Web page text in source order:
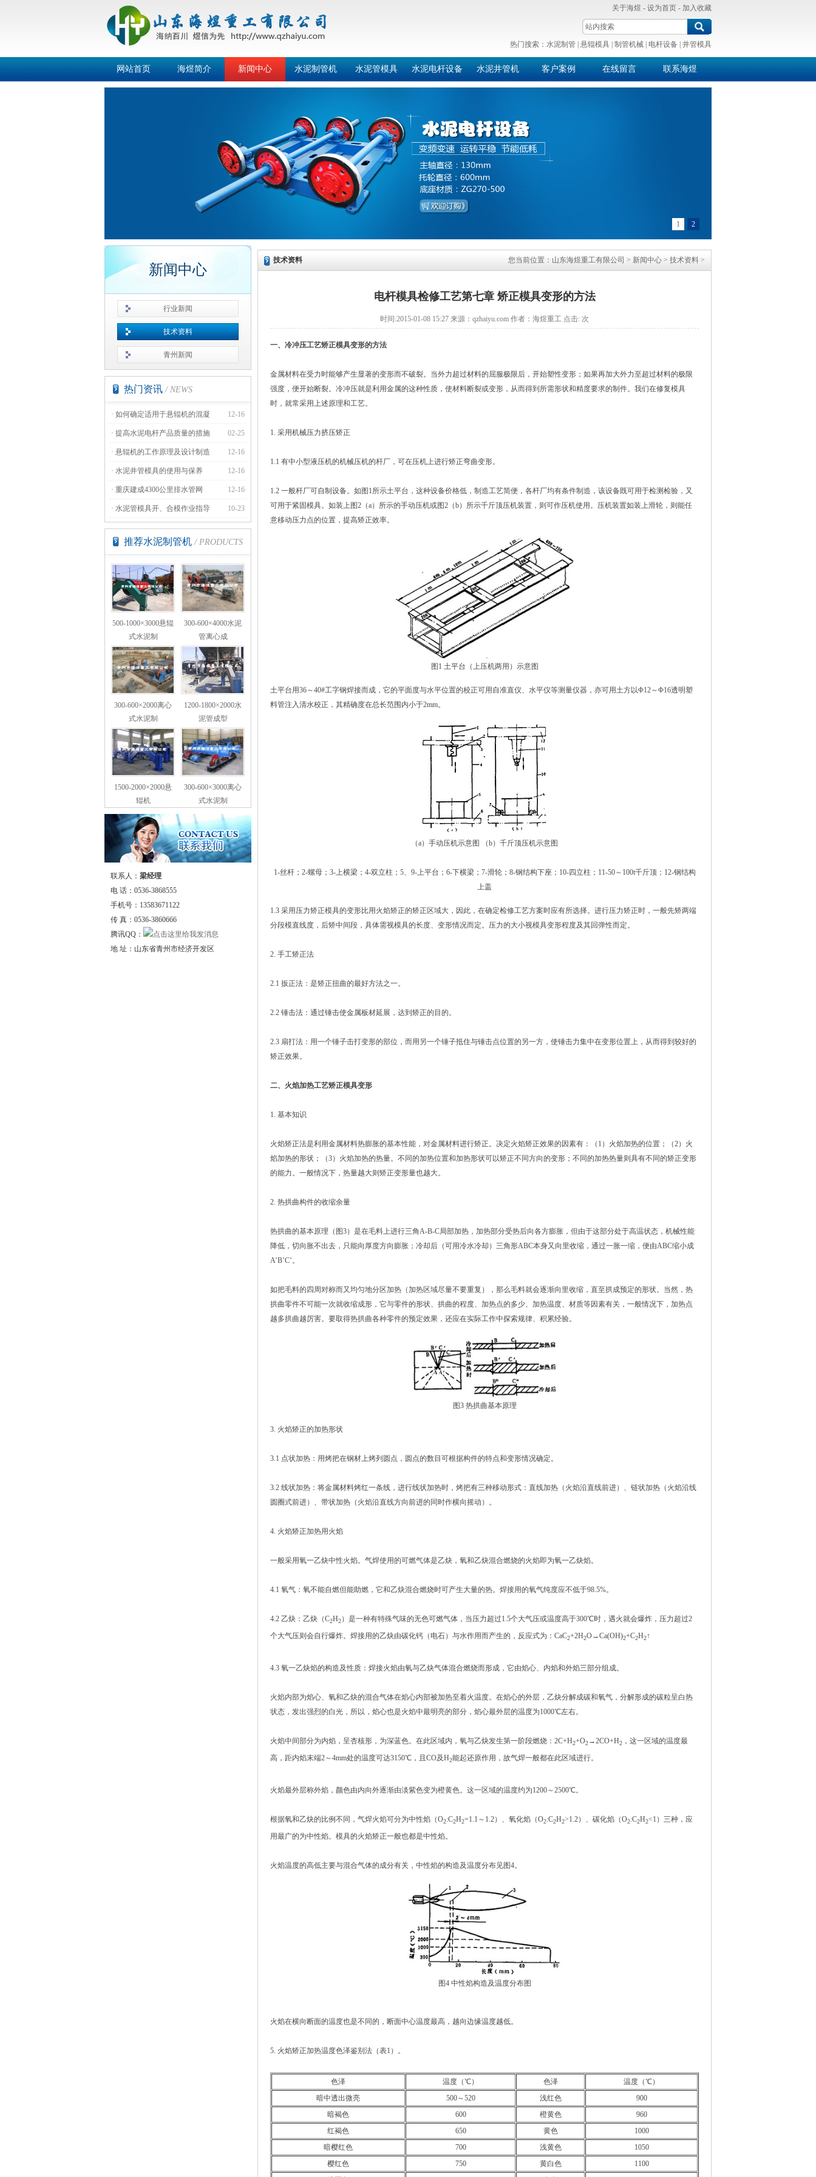
关于海煜 - 设为首页 - 加入收藏
热门搜索： 水泥制管 悬辊模具 制管机械 电杆设备 井管模具
网站首页 海煜简介 新闻中心 水泥制管机 水泥管模具 水泥电杆设备 水泥井管机 客户案例 在线留言 联系海煜
1 2
新闻中心
行业新闻
技术资料
青州新闻
热门资讯 / NEWS
12-16
· 如何确定适用于悬辊机的混凝
02-25
· 提高水泥电杆产品质量的措施
12-16
· 悬辊机的工作原理及设计制造
12-16
· 水泥井管模具的使用与保养
12-16
· 重庆建成4300公里排水管网
10-23
· 水泥管模具开、合模作业指导
推荐水泥制管机 / PRODUCTS
500-1000×3000悬辊
式水泥制
300-600×4000水泥
管离心成
300-600×2000离心
式水泥制
1200-1800×2000水
泥管成型
1500-2000×2000悬
辊机
300-600×3000离心
式水泥制
联系人： 梁经理
电 话：0536-3868555
手机号：13583671122
传 真：0536-3860666
腾讯QQ：
地 址：山东省青州市经济开发区
您当前位置： 山东海煜重工有限公司 > 新闻中心 > 技术资料 >
技术资料
电杆模具检修工艺第七章 矫正模具变形的方法
时间:2015-01-08 15:27 来源：qzhaiyu.com 作者：海煜重工 点击: 次
一、冷冲压工艺矫正模具变形的方法
金属材料在受力时能够产生显著的变形而不破裂。当外力超过材料的屈服极限后，开始塑性变形；如果再加大外力至超过材料的极限
强度，便开始断裂。冷冲压就是利用金属的这种性质，使材料断裂或变形，从而得到所需形状和精度要求的制件。我们在修复模具
时，就常采用上述原理和工艺。
1. 采用机械压力挤压矫正
1.1 有中小型液压机的机械压机的杆厂，可在压机上进行矫正弯曲变形。
1.2 一般杆厂可自制设备。如图1所示土平台，这种设备价格低，制造工艺简便，各杆厂均有条件制造，该设备既可用于检测检验，又
可用于紧固模具。如装上图2（a）所示的手动压机或图2（b）所示千斤顶压机装置，则可作压机使用。压机装置如装上滑轮，则能任
意移动压力点的位置，提高矫正效率。
图1 土平台（上压机两用）示意图
土平台用36～40#工字钢焊接而成，它的平面度与水平位置的校正可用自准直仪、水平仪等测量仪器，亦可用土方以Φ12～Φ16透明塑
料管注入清水校正，其精确度在总长范围内小于2mm。
（a）手动压机示意图 （b）千斤顶压机示意图
1-丝杆；2-螺母；3-上横梁；4-双立柱；5、9-上平台；6-下横梁；7-滑轮；8-钢结构下座；10-四立柱；11-50～100t千斤顶；12-钢结构
上盖
1.3 采用压力矫正模具的变形比用火焰矫正的矫正区域大，因此，在确定检修工艺方案时应有所选择。进行压力矫正时，一般先矫两端
分段模直线度，后矫中间段，具体需视模具的长度、变形情况而定。压力的大小视模具变形程度及其回弹性而定。
2. 手工矫正法
2.1 扳正法：是矫正扭曲的最好方法之一。
2.2 锤击法：通过锤击使金属板材延展，达到矫正的目的。
2.3 扇打法：用一个锤子击打变形的部位，而用另一个锤子抵住与锤击点位置的另一方，使锤击力集中在变形位置上，从而得到较好的
矫正效果。
二、火焰加热工艺矫正模具变形
1. 基本知识
火焰矫正法是利用金属材料热膨胀的基本性能，对金属材料进行矫正。决定火焰矫正效果的因素有：（1）火焰加热的位置；（2）火
焰加热的形状；（3）火焰加热的热量。不同的加热位置和加热形状可以矫正不同方向的变形；不同的加热热量则具有不同的矫正变形
的能力。一般情况下，热量越大则矫正变形量也越大。
2. 热拱曲构件的收缩余量
热拱曲的基本原理（图3）是在毛料上进行三角A-B-C局部加热，加热部分受热后向各方膨胀，但由于这部分处于高温状态，机械性能
降低，切向胀不出去，只能向厚度方向膨胀；冷却后（可用冷水冷却）三角形ABC本身又向里收缩，通过一胀一缩，便由ABC缩小成
A’B’C’。
如把毛料的四周对称而又均匀地分区加热（加热区域尽量不要重复），那么毛料就会逐渐向里收缩，直至拱成预定的形状。当然，热
拱曲零件不可能一次就收缩成形，它与零件的形状、拱曲的程度、加热点的多少、加热温度、材质等因素有关，一般情况下，加热点
越多拱曲越厉害。要取得热拱曲各种零件的预定效果，还应在实际工作中探索规律、积累经验。
图3 热拱曲基本原理
3. 火焰矫正的加热形状
3.1 点状加热：用烤把在钢材上烤列圆点，圆点的数目可根据构件的特点和变形情况确定。
3.2 线状加热：将金属材料烤红一条线，进行线状加热时，烤把有三种移动形式：直线加热（火焰沿直线前进）、链状加热（火焰沿线
圆圈式前进）、带状加热（火焰沿直线方向前进的同时作横向摇动）。
4. 火焰矫正加热用火焰
一般采用氧一乙炔中性火焰。气焊使用的可燃气体是乙炔，氧和乙炔混合燃烧的火焰即为氧一乙炔焰。
4.1 氧气：氧不能自燃但能助燃，它和乙炔混合燃烧时可产生大量的热。焊接用的氧气纯度应不低于98.5%。
4.2 乙炔：乙炔（C2H2）是一种有特殊气味的无色可燃气体，当压力超过1.5个大气压或温度高于300℃时，遇火就会爆炸，压力超过2
个大气压则会自行爆炸。焊接用的乙炔由碳化钙（电石）与水作用而产生的，反应式为：CaC2+2H2O→Ca(OH)2+C2H2↑
4.3 氧一乙炔焰的构造及性质：焊接火焰由氧与乙炔气体混合燃烧而形成，它由焰心、内焰和外焰三部分组成。
火焰内部为焰心、氧和乙炔的混合气体在焰心内部被加热至着火温度。在焰心的外层，乙炔分解成碳和氧气，分解形成的碳粒呈白热
状态，发出强烈的白光，所以，焰心也是火焰中最明亮的部分，焰心最外层的温度为1000℃左右。
火焰中间部分为内焰，呈杏核形，为深蓝色。在此区域内，氧与乙炔发生第一阶段燃烧：2C+H2+O2→2CO+H2 ，这一区域的温度最
高，距内焰末端2～4mm处的温度可达3150℃，且CO及H2能起还原作用，故气焊一般都在此区域进行。
火焰最外层称外焰，颜色由内向外逐渐由淡紫色变为橙黄色。这一区域的温度约为1200～2500℃。
根据氧和乙炔的比例不同，气焊火焰可分为中性焰（O2:C2H2=1.1～1.2）、氧化焰（O2:C2H2>1.2）、碳化焰（O2:C2H2<1）三种，应
用最广的为中性焰。模具的火焰矫正一般也都是中性焰。
火焰温度的高低主要与混合气体的成分有关，中性焰的构造及温度分布见图4。
图4 中性焰构造及温度分布图
火焰在横向断面的温度也是不同的，断面中心温度最高，越向边缘温度越低。
5. 火焰矫正加热温度色泽鉴别法（表1）。
色泽 温度（℃） 色泽
温度（℃）
暗中透出微亮
500～520 浅红色
900
暗褐色
600 橙黄色
960
红褐色
650 黄色
1000
暗樱红色
700 浅黄色
1050
樱红色
750 黄白色
1100